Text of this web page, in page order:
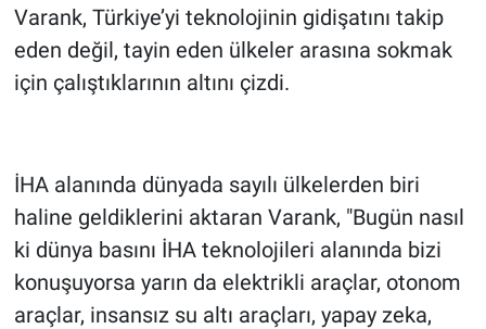
Varank, Türkiye’yi teknolojinin gidişatını takip
eden değil, tayin eden ülkeler arasına sokmak
için çalıştıklarının altını çizdi.
İHA alanında dünyada sayılı ülkelerden biri
haline geldiklerini aktaran Varank, "Bugün nasıl
ki dünya basını İHA teknolojileri alanında bizi
konuşuyorsa yarın da elektrikli araçlar, otonom
araçlar, insansız su altı araçları, yapay zeka,